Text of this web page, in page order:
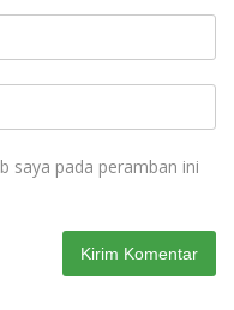
saya pada peramban ini